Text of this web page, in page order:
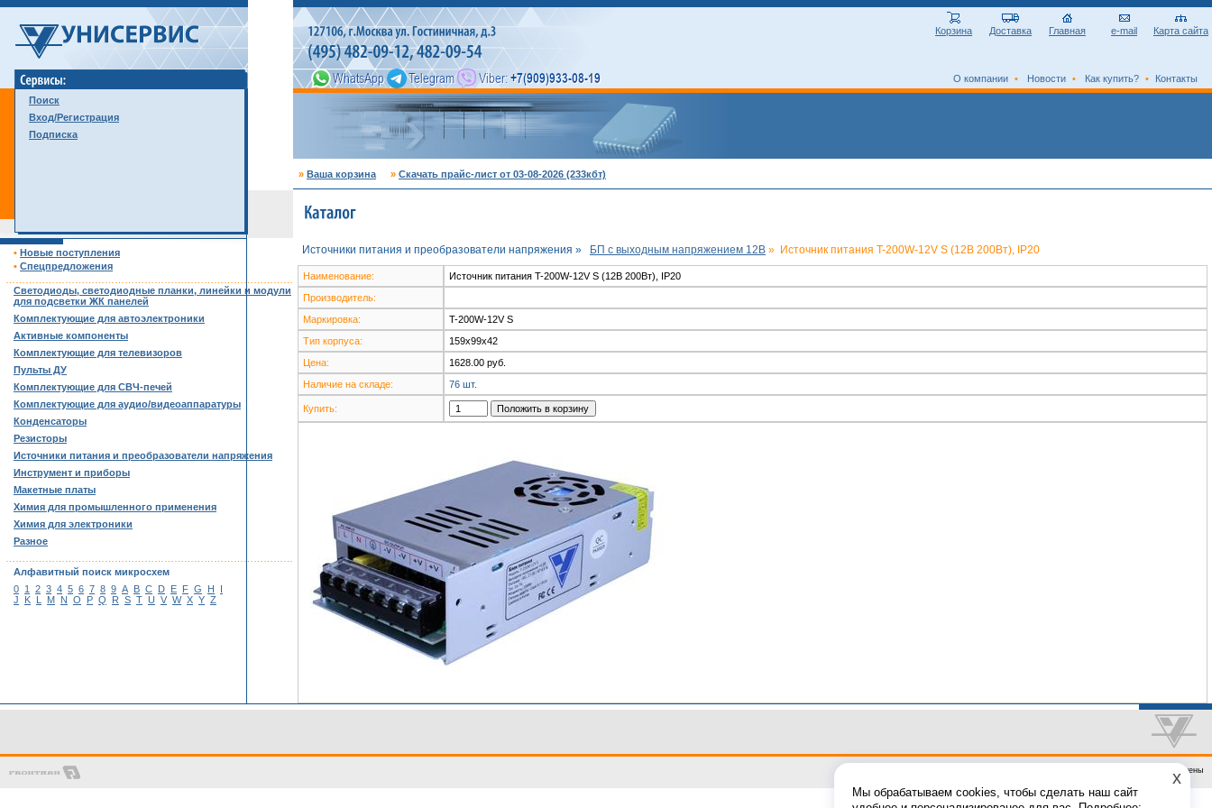
x
Мы обрабатываем cookies, чтобы сделать наш сайт
Поиск
Вход/Регистрация
Подписка
Корзина Доставка Главная e-mail Карта сайта
О компании • Новости • Как купить? • Контакты
» Ваша корзина » Скачать прайс-лист от 03-08-2026 (233кбт)
• Новые поступления
• Спецпредложения
Светодиоды, светодиодные планки, линейки и модули
для подсветки ЖК панелей
Комплектующие для автоэлектроники
Активные компоненты
Комплектующие для телевизоров
Пульты ДУ
Комплектующие для СВЧ-печей
Комплектующие для аудио/видеоаппаратуры
Конденсаторы
Резисторы
Источники питания и преобразователи напряжения
Инструмент и приборы
Макетные платы
Химия для промышленного применения
Химия для электроники
Разное
Алфавитный поиск микросхем
0 1 2 3 4 5 6 7 8 9 A B C D E F G H
I
J
K L M N O P Q R S T U V W X Y Z
Источники питания и преобразователи напряжения » БП c выходным напряжением 12В » Источник питания T-200W-12V S (12В 200Вт), IP20
Наименование:
Источник питания T-200W-12V S (12В 200Вт), IP20
Производитель:
Маркировка:
T-200W-12V S
Тип корпуса:
159x99x42
Цена:
1628.00 руб.
Наличие на складе:
76 шт.
Купить:
© Компания "Унисервис" | 2002-2009 Все права защищены